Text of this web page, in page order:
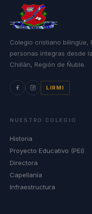
Colegio cristiano bilingüe,
personas íntegras desde
Chillán, Región de Ñuble.
LIRMI
NUESTRO COLEGIO
Historia
Proyecto Educativo (PEI)
Directora
Capellanía
Infraestructura